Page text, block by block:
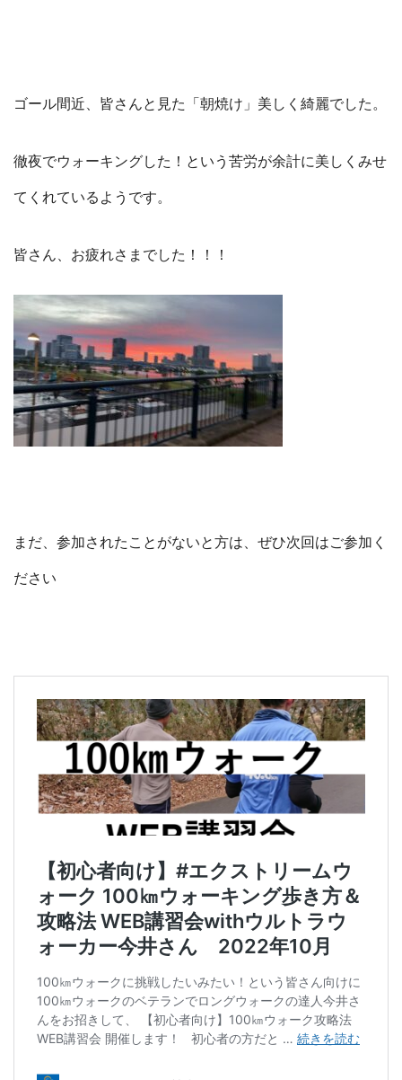
ゴール間近、皆さんと見た「朝焼け」美しく綺麗でした。
徹夜でウォーキングした！という苦労が余計に美しくみせ
てくれているようです。
皆さん、お疲れさまでした！！！
まだ、参加されたことがないと方は、ぜひ次回はご参加く
ださい